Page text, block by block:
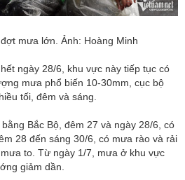
mưa lớn. Ảnh: Hoàng Minh
ngày 28/6, khu vực này tiếp tục có
mưa phổ biến 10-30mm, cục bộ
tối, đêm và sáng.
Bắc Bộ, đêm 27 và ngày 28/6, có
28 đến sáng 30/6, có mưa rào và rải
to. Từ ngày 1/7, mưa ở khu vực
giảm dần.